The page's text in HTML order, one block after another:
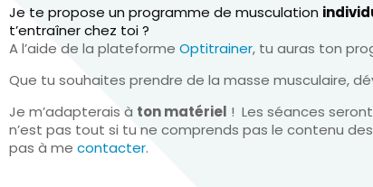
Je te propose un programme de musculation
t’entraîner chez toi ?
A l’aide de la plateforme Optitrainer, tu auras ton
Que tu souhaites prendre de la masse musculaire,
Je m’adapterais à ton matériel ! Les séances
n’est pas tout si tu ne comprends pas le contenu
pas à me contacter.